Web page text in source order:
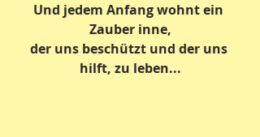
Und jedem Anfang wohnt ein
Zauber inne,
der uns beschützt und der uns
hilft, zu leben...